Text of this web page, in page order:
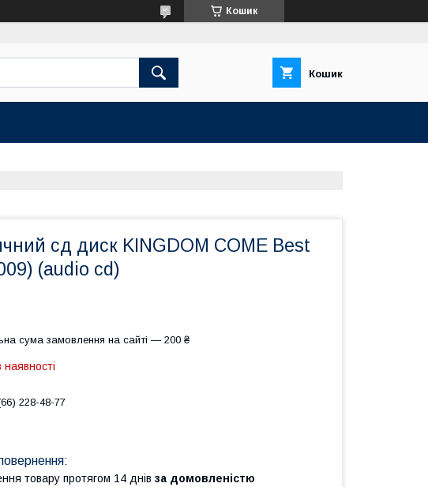
Кошик
Кошик
сд диск KINGDOM COME Best
(audio cd)
сума замовлення на сайті — 200 ₴
228-48-77
товару протягом 14 днів за домовленістю